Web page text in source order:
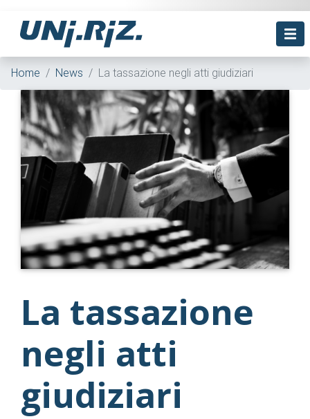
Home News La tassazione negli atti giudiziari
La tassazione
negli atti
giudiziari